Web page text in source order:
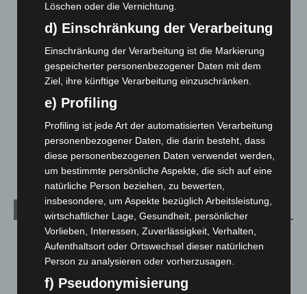
Region Hannover: 21 neue Notfallsanitäter starten beim
Roten Kreuz
5. August 2026
Mann läuft mit Hockeyschläger über A7 – Polizei sucht
5. August 2026
Celle: Mensch stirbt bei Bagger-Unfall auf Baustelle
5. August 2026
Kategorien
Blaulicht
Corona-News
Hannover und Region
Löschen oder die Vernichtung.
d) Einschränkung der Verarbeitung
Einschränkung der Verarbeitung ist die Markierung
gespeicherter personenbezogener Daten mit dem
Ziel, ihre künftige Verarbeitung einzuschränken.
e) Profiling
Profiling ist jede Art der automatisierten Verarbeitung
personenbezogener Daten, die darin besteht, dass
diese personenbezogenen Daten verwendet werden,
um bestimmte persönliche Aspekte, die sich auf eine
natürliche Person beziehen, zu bewerten,
insbesondere, um Aspekte bezüglich Arbeitsleistung,
wirtschaftlicher Lage, Gesundheit, persönlicher
Vorlieben, Interessen, Zuverlässigkeit, Verhalten,
Aufenthaltsort oder Ortswechsel dieser natürlichen
Person zu analysieren oder vorherzusagen.
f) Pseudonymisierung